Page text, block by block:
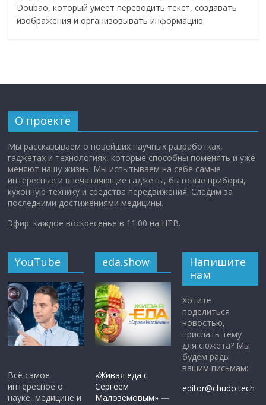
Doubao, который умеет переводить текст, создавать
изображения и организовывать информацию.
О проекте
Мы рассказываем о новейших научных разработках,
гаджетах и технологиях, которые способны поменять и уже
меняют нашу жизнь. Мы испытываем на себе самые
интересные и впечатляющие гаджеты, бытовые приборы,
кухонную технику и средства передвижения. Следим за
последними достижениями медицины.
Эфир: каждое воскресенье в 11:00 на НТВ.
YouTube
Всё самое
интересное о
науке, медицине и
eda.show
«Живая еда с
Сергеем
Малозёмовым» —
Напишите
нам
Хотите
поделиться
новостью,
прислать тему
для сюжета? Мы
будем рады
вашим письмам:
editor@chudo.tech